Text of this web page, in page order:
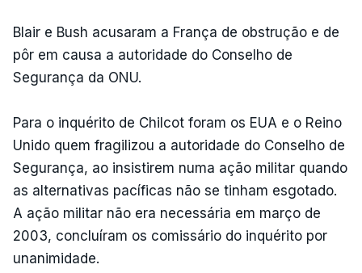
Blair e Bush acusaram a França de obstrução e de
pôr em causa a autoridade do Conselho de
Segurança da ONU.
Para o inquérito de Chilcot foram os EUA e o Reino
Unido quem fragilizou a autoridade do Conselho de
Segurança, ao insistirem numa ação militar quando
as alternativas pacíficas não se tinham esgotado.
A ação militar não era necessária em março de
2003, concluíram os comissário do inquérito por
unanimidade.